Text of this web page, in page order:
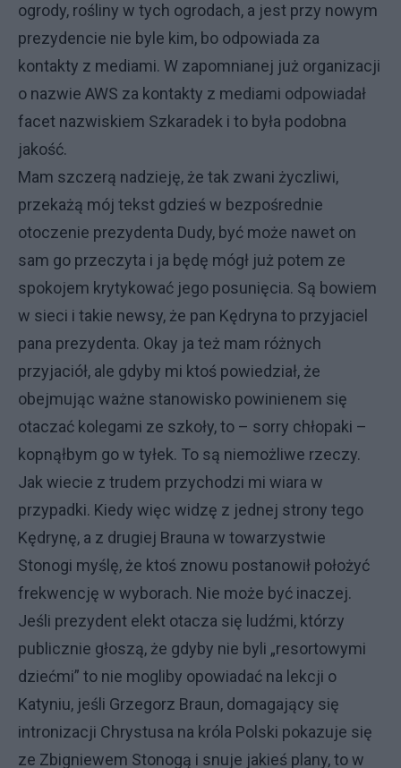
ogrody, rośliny w tych ogrodach, a jest przy nowym
prezydencie nie byle kim, bo odpowiada za
kontakty z mediami. W zapomnianej już organizacji
o nazwie AWS za kontakty z mediami odpowiadał
facet nazwiskiem Szkaradek i to była podobna
jakość.
Mam szczerą nadzieję, że tak zwani życzliwi,
przekażą mój tekst gdzieś w bezpośrednie
otoczenie prezydenta Dudy, być może nawet on
sam go przeczyta i ja będę mógł już potem ze
spokojem krytykować jego posunięcia. Są bowiem
w sieci i takie newsy, że pan Kędryna to przyjaciel
pana prezydenta. Okay ja też mam różnych
przyjaciół, ale gdyby mi ktoś powiedział, że
obejmując ważne stanowisko powinienem się
otaczać kolegami ze szkoły, to – sorry chłopaki –
kopnąłbym go w tyłek. To są niemożliwe rzeczy.
Jak wiecie z trudem przychodzi mi wiara w
przypadki. Kiedy więc widzę z jednej strony tego
Kędrynę, a z drugiej Brauna w towarzystwie
Stonogi myślę, że ktoś znowu postanowił położyć
frekwencję w wyborach. Nie może być inaczej.
Jeśli prezydent elekt otacza się ludźmi, którzy
publicznie głoszą, że gdyby nie byli „resortowymi
dziećmi” to nie mogliby opowiadać na lekcji o
Katyniu, jeśli Grzegorz Braun, domagający się
intronizacji Chrystusa na króla Polski pokazuje się
ze Zbigniewem Stonogą i snuje jakieś plany, to w